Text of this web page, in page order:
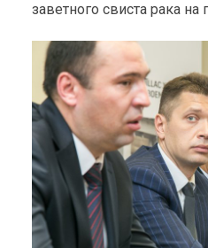
заветного свиста рака на